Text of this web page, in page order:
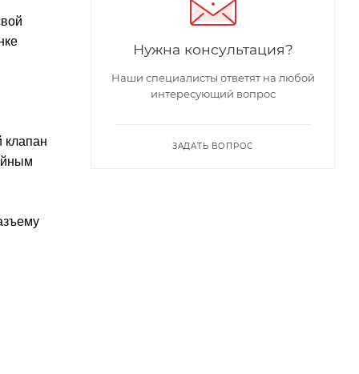
клапан
Нужна консультация?
Наши специалисты ответят на любой
интересующий вопрос
ЗАДАТЬ ВОПРОС